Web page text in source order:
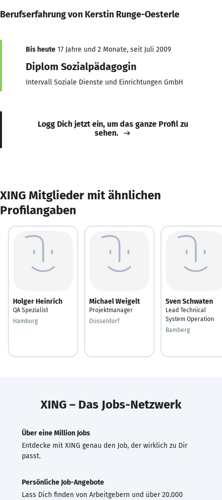
Berufserfahrung von Kerstin Runge-Oesterle
Bis heute 17 Jahre und 2 Monate, seit Juli 2009
Diplom Sozialpädagogin
Intervall Soziale Dienste und Einrichtungen GmbH
Logg Dich jetzt ein, um das ganze Profil zu
sehen.
XING Mitglieder mit ähnlichen
Profilangaben
Holger Heinrich
QA Spezialist
Hamburg
Michael Weigelt
Projektmanager
Düsseldorf
Sven Schwaten
Lead Technical
System Operation
Bamberg
XING – Das Jobs-Netzwerk
Über eine Million Jobs
Entdecke mit XING genau den Job, der wirklich zu Dir
passt.
Persönliche Job-Angebote
Lass Dich finden von Arbeitgebern und über 20.000